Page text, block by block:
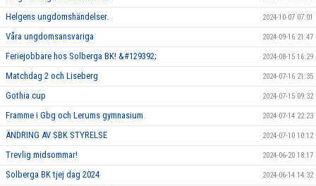
Helgens ungdomshändelser. 2024-10-07 07:01
Våra ungdomsansvariga 2024-09-16 21:47
Feriejobbare hos Solberga BK! &#129392; 2024-08-15 16:29
Matchdag 2 och Liseberg 2024-07-16 21:35
Gothia cup 2024-07-15 09:32
Framme i Gbg och Lerums gymnasium 2024-07-14 22:23
ÄNDRING AV SBK STYRELSE 2024-07-10 10:12
Trevlig midsommar! 2024-06-20 18:17
Solberga BK tjej dag 2024 2024-06-14 14:32